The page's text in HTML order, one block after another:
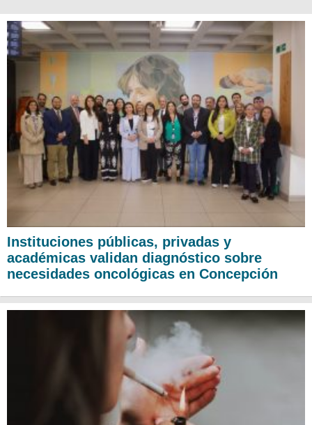
Instituciones públicas, privadas y
académicas validan diagnóstico sobre
necesidades oncológicas en Concepción